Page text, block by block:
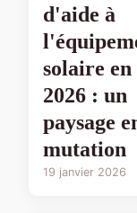
d'aide à
solaire en
2026 : un
paysage
mutation
19 janvier 2026